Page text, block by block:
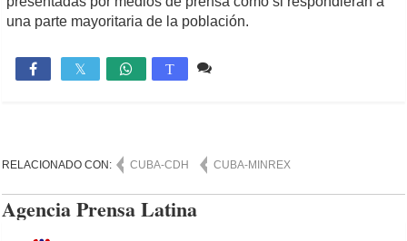
una parte mayoritaria de la población.
 T
RELACIONADO CON: CUBA-CDH CUBA-MINREX
Agencia Prensa Latina